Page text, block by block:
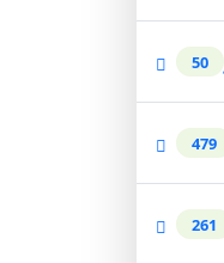
50
479
261